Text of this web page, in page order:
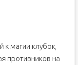
к магии клубок,
противников на